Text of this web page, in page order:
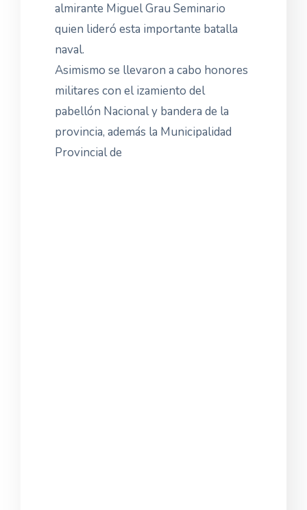
almirante Miguel Grau Seminario
quien lideró esta importante batalla
naval.
Asimismo se llevaron a cabo honores
militares con el izamiento del
pabellón Nacional y bandera de la
provincia, además la Municipalidad
Provincial de